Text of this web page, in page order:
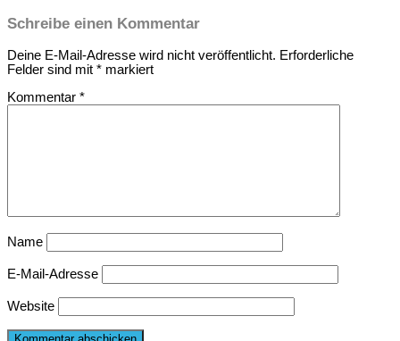
Schreibe einen Kommentar
Deine E-Mail-Adresse wird nicht veröffentlicht. Erforderliche
Felder sind mit * markiert
Kommentar *
Name
E-Mail-Adresse
Website